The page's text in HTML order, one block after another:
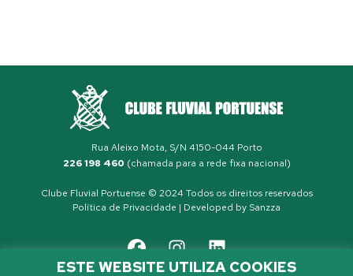
Rua Aleixo Mota, S/N 4150-044 Porto
226 198 460 (chamada para a rede fixa nacional)
Clube Fluvial Portuense © 2024 Todos os direitos reservados
Política de Privacidade | Developed by Sanzza
ESTE WEBSITE UTILIZA COOKIES